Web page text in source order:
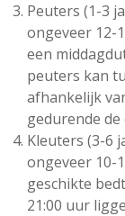
Peuters (1-3
ongeveer 12-
een
peuters kan
afhankelijk
gedurende de
Kleuters (3-6
ongeveer 10-
geschikte
21:00 uur